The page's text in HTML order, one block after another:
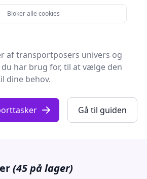
hvad enten man bruger dem til
fritidsaktiviteter.
vil dykke ned i
af transportposers univers og
har brug for, til at vælge den
dine behov.
Gå til guiden
(45 på lager)
Bloker alle cookies